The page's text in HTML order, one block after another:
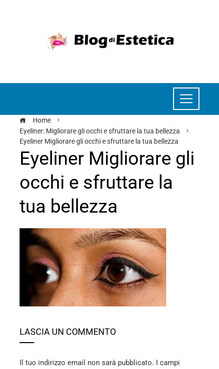
Home
Eyeliner: Migliorare gli occhi e sfruttare la tua bellezza
Eyeliner Migliorare gli occhi e sfruttare la tua bellezza
Eyeliner Migliorare gli
occhi e sfruttare la
tua bellezza
LASCIA UN COMMENTO
Il tuo indirizzo email non sarà pubblicato. I campi